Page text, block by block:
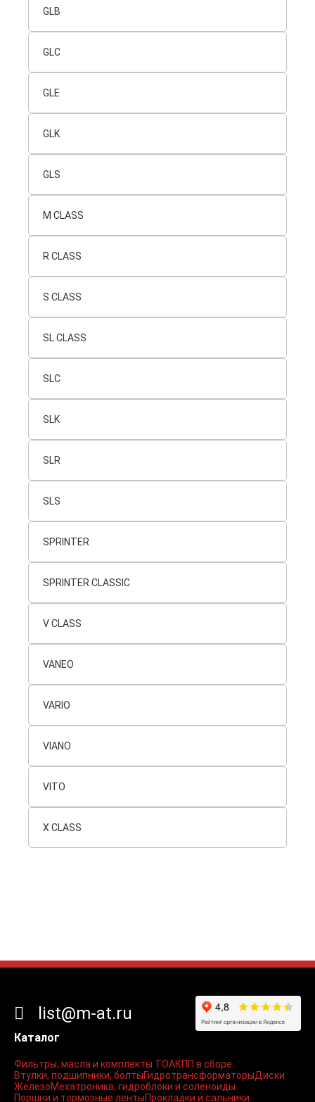
GLB
GLC
GLE
GLK
GLS
M CLASS
R CLASS
S CLASS
SL CLASS
SLC
SLK
SLR
SLS
SPRINTER
SPRINTER CLASSIC
V CLASS
VANEO
VARIO
VIANO
VITO
X CLASS
Каталог
Фильтры, масла и комплекты ТОАКПП в сборе
Втулки, подшипники, болтыГидротрансформаторыДиски
ЖелезоМехатроника, гидроблоки и соленоиды
Поршни и тормозные лентыПрокладки и сальники
list@m-at.ru